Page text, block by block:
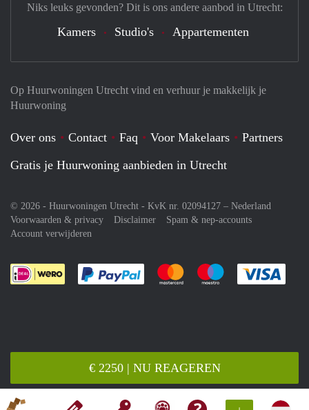
€ 2250 | NU REAGEREN
Op Huurwoningen Utrecht vind en verhuur je makkelijk je
Huurwoning
Over ons Contact Faq Voor Makelaars
Partners
Gratis je Huurwoning aanbieden in Utrecht
© 2026 - Huurwoningen Utrecht - KvK nr. 02094127 – Nederland
Voorwaarden & privacy
Disclaimer
Spam & nep-accounts
Account verwijderen
Je rekent gemakkelijk af met Paypal
Je rekent gemakkelijk af met
Je rekent
Niks leuks gevonden? Dit is ons andere aanbod in Utrecht:
Kamers Studio's Appartementen